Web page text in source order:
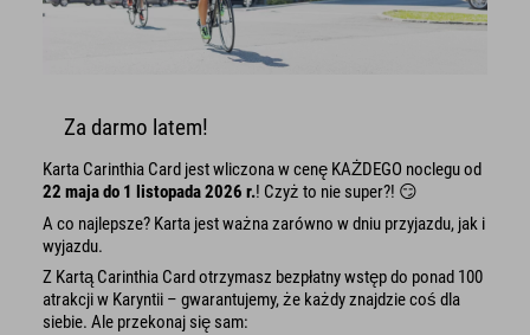
Za darmo latem!
Karta Carinthia Card jest wliczona w cenę KAŻDEGO noclegu od
22 maja do 1 listopada 2026 r.! Czyż to nie super?! 😏
A co najlepsze? Karta jest ważna zarówno w dniu przyjazdu, jak i
wyjazdu.
Z Kartą Carinthia Card otrzymasz bezpłatny wstęp do ponad 100
atrakcji w Karyntii – gwarantujemy, że każdy znajdzie coś dla
siebie. Ale przekonaj się sam: